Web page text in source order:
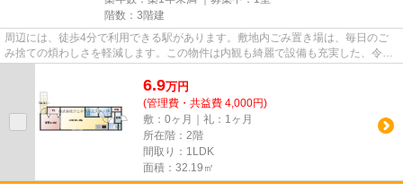
階数：3階建
周辺には、徒歩4分で利用できる駅があります。敷地内ごみ置き場は、毎日のご
み捨ての煩わしさを軽減します。この物件は内観も綺麗で設備も充実した、令和
6.9万円
(管理費・共益費 4,000円)
敷：0ヶ月｜礼：1ヶ月
所在階：2階
間取り：1LDK
面積：32.19㎡